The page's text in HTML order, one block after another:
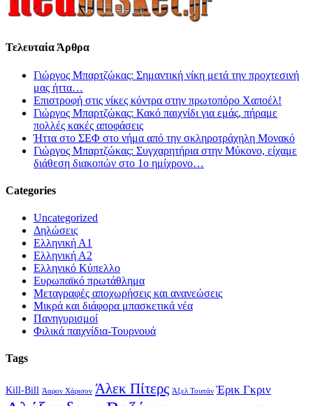
Τελευταία Άρθρα
Γιώργος Μπαρτζώκας: Σημαντική νίκη μετά την προχτεσινή
μας ήττα…
Επιστροφή στις νίκες κόντρα στην πρωτοπόρο Χαποέλ!
Γιώργος Μπαρτζώκας: Κακό παιχνίδι για εμάς, πήραμε
πολλές κακές αποφάσεις
Ήττα στο ΣΕΦ στο νήμα από την σκληροτράχηλη Μονακό
Γιώργος Μπαρτζώκας: Συγχαρητήρια στην Μύκονο, είχαμε
διάθεση διακοπών στο 1ο ημίχρονο…
Categories
Uncategorized
Δηλώσεις
Ελληνική Α1
Ελληνική Α2
Ελληνικό Κύπελλο
Ευρωπαϊκό πρωτάθλημα
Μεταγραφές αποχωρήσεις και ανανεώσεις
Μικρά και διάφορα μπασκετικά νέα
Πανηγυρισμοί
Φιλικά παιχνίδια-Τουρνουά
Tags
Kill-Bill Άαρον Χάρισον Άλεκ Πίτερς Άξελ Τουπάν Έρικ Γκριν